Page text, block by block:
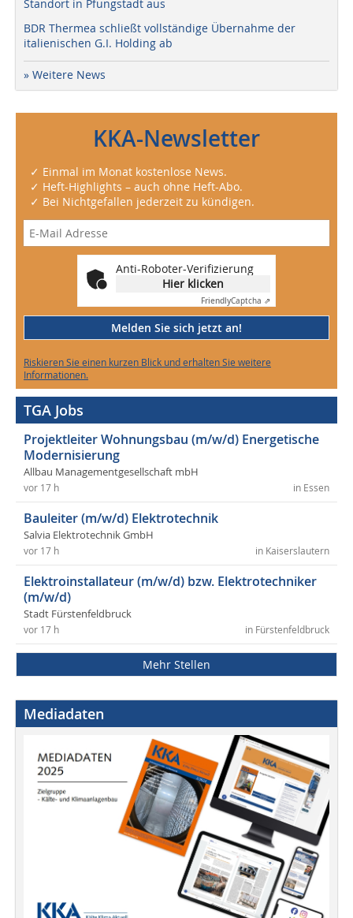
Standort in Pfungstadt aus
BDR Thermea schließt vollständige Übernahme der
italienischen G.I. Holding ab
» Weitere News
KKA-Newsletter
✓ Einmal im Monat kostenlose News.
✓ Heft-Highlights – auch ohne Heft-Abo.
✓ Bei Nichtgefallen jederzeit zu kündigen.
Anti-Roboter-Verifizierung
Hier klicken
FriendlyCaptcha ⇗
Melden Sie sich jetzt an!
Riskieren Sie einen kurzen Blick und erhalten Sie weitere
Informationen.
TGA Jobs
Projektleiter Wohnungsbau (m/w/d) Energetische
Modernisierung
Allbau Managementgesellschaft mbH
in Essen
vor 17 h
Bauleiter (m/w/d) Elektrotechnik
Salvia Elektrotechnik GmbH
in Kaiserslautern
vor 17 h
Elektroinstallateur (m/w/d) bzw. Elektrotechniker
(m/w/d)
Stadt Fürstenfeldbruck
in Fürstenfeldbruck
vor 17 h
Mehr Stellen
Mediadaten